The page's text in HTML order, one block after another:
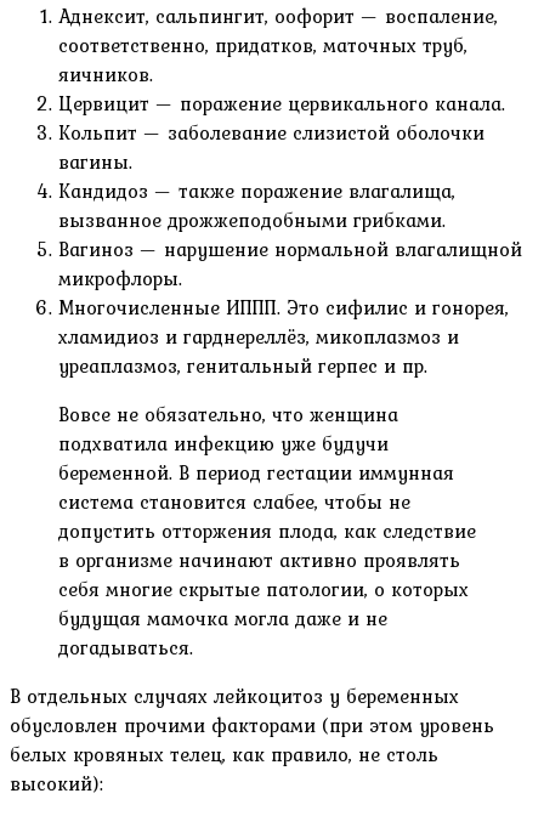
Аднексит, сальпингит, оофорит — воспаление,
соответственно, придатков, маточных труб,
яичников.
Цервицит — поражение цервикального канала.
Кольпит — заболевание слизистой оболочки
вагины.
Кандидоз — также поражение влагалища,
вызванное дрожжеподобными грибками.
Вагиноз — нарушение нормальной влагалищной
микрофлоры.
Многочисленные ИППП. Это сифилис и гонорея,
хламидиоз и гарднереллёз, микоплазмоз и
уреаплазмоз, генитальный герпес и пр.
Вовсе не обязательно, что женщина
подхватила инфекцию уже будучи
беременной. В период гестации иммунная
система становится слабее, чтобы не
допустить отторжения плода, как следствие
в организме начинают активно проявлять
себя многие скрытые патологии, о которых
будущая мамочка могла даже и не
догадываться.
В отдельных случаях лейкоцитоз у беременных
обусловлен прочими факторами (при этом уровень
белых кровяных телец, как правило, не столь
высокий):